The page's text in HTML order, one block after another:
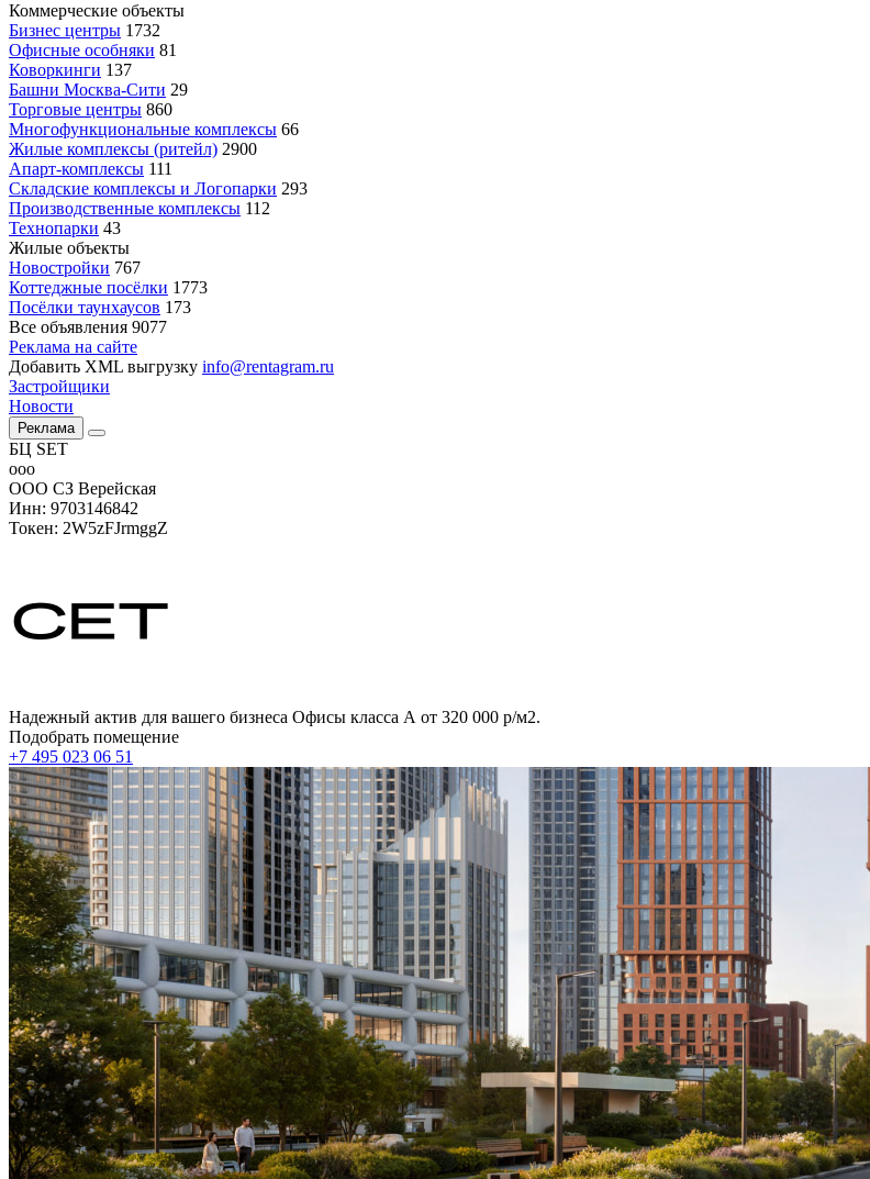
Коммерческие объекты
Бизнес центры 1732
Офисные особняки 81
Коворкинги 137
Башни Москва-Сити 29
Торговые центры 860
Многофункциональные комплексы 66
Жилые комплексы (ритейл) 2900
Апарт-комплексы 111
Складские комплексы и Логопарки 293
Производственные комплексы 112
Технопарки 43
Жилые объекты
Новостройки 767
Коттеджные посёлки 1773
Посёлки таунхаусов 173
Все объявления 9077
Реклама на сайте
Добавить XML выгрузку info@rentagram.ru
Застройщики
Новости
Реклама
БЦ SET
ооо
ООО СЗ Верейская
Инн: 9703146842
Токен: 2W5zFJrmggZ
Надежный актив для вашего бизнеса Офисы класса А от 320 000 р/м2.
Подобрать помещение
+7 495 023 06 51